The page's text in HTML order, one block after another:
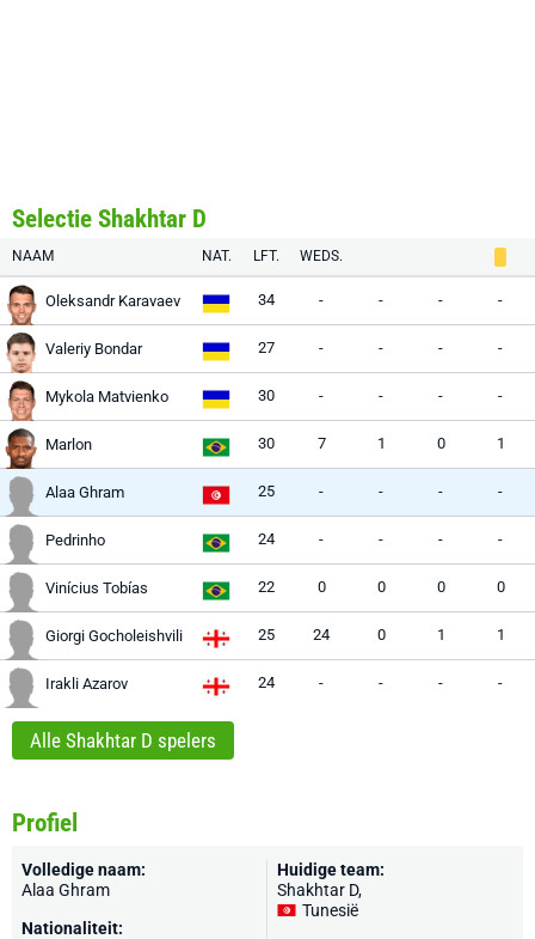
Selectie Shakhtar D
NAAM NAT. LFT. WEDS.
Oleksandr Karavaev 34 - - - -
Valeriy Bondar 27 - - - -
Mykola Matvienko 30 - - - -
Marlon 30 7 1 0 1
Alaa Ghram 25 - - - -
Pedrinho 24 - - - -
Vinícius Tobías 22 0 0 0 0
Giorgi Gocholeishvili 25 24 0 1 1
Irakli Azarov 24 - - - -
Alle Shakhtar D spelers
Profiel
Volledige naam:
Alaa Ghram
Nationaliteit:
Huidige team:
Shakhtar D,
Tunesië